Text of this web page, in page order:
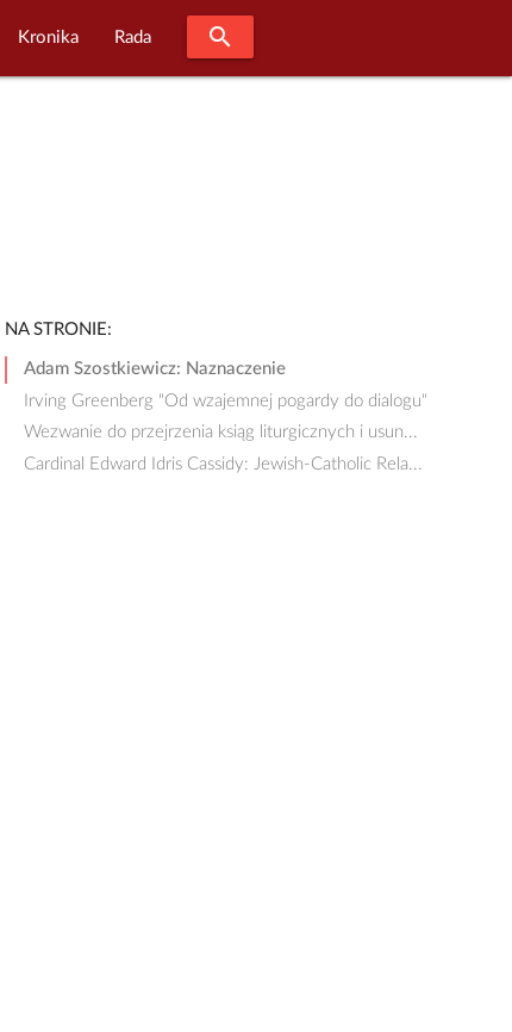
Kronika Rada search
NA STRONIE:
Adam Szostkiewicz: Naznaczenie
Irving Greenberg "Od wzajemnej pogardy do dialogu"
Wezwanie do przejrzenia ksiąg liturgicznych i usun...
Cardinal Edward Idris Cassidy: Jewish-Catholic Rela...